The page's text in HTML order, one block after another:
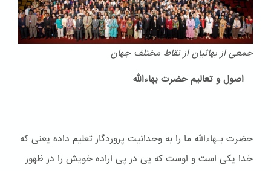
جمعی از بهائیان از نقاط مختلف جهان
اصول و تعالیم حضرت بهاءالله
حضرت بـهاءالله ما را به وحدانیت پروردگار تعلیم داده یعنی که
خدا یکی است و اوست که پی در پی اراده خویش را در ظهور